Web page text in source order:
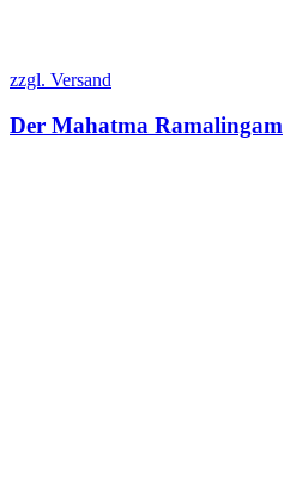
zzgl. Versand
Der Mahatma Ramalingam